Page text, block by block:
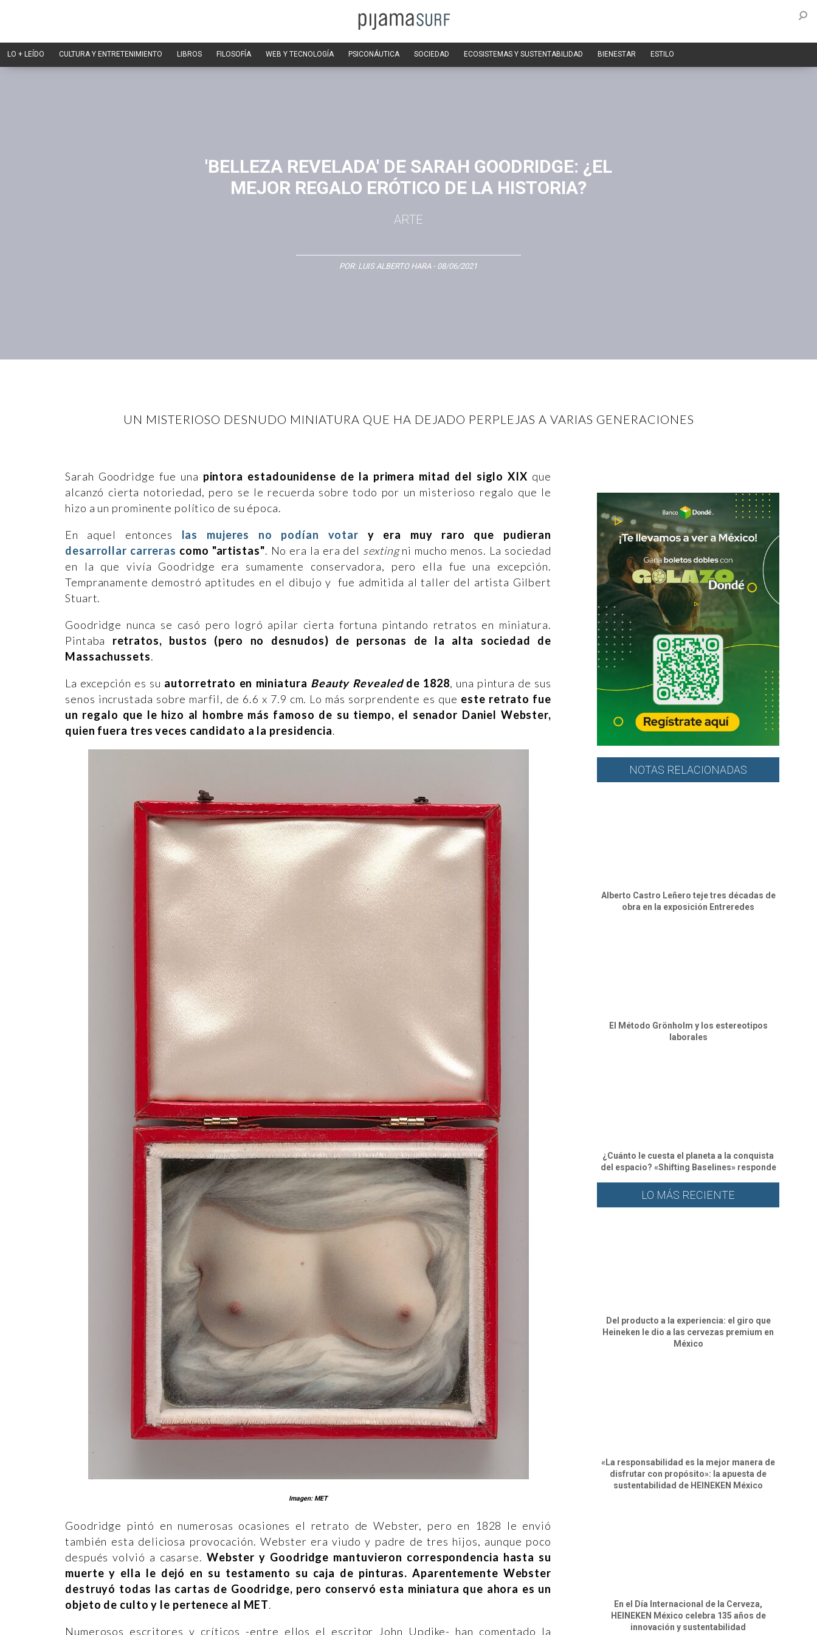
LO + LEÍDO CULTURA Y ENTRETENIMIENTO LIBROS FILOSOFÍA WEB Y TECNOLOGÍA PSICONÁUTICA SOCIEDAD ECOSISTEMAS Y SUSTENTABILIDAD BIENESTAR ESTILO
'BELLEZA REVELADA' DE SARAH GOODRIDGE: ¿EL
MEJOR REGALO ERÓTICO DE LA HISTORIA?
ARTE
POR: LUIS ALBERTO HARA - 08/06/2021
UN MISTERIOSO DESNUDO MINIATURA QUE HA DEJADO PERPLEJAS A VARIAS GENERACIONES
Sarah Goodridge fue una pintora estadounidense de la primera mitad del siglo XIX que
alcanzó cierta notoriedad, pero se le recuerda sobre todo por un misterioso regalo que le
hizo a un prominente político de su época.
En aquel entonces las mujeres no podían votar y era muy raro que pudieran
desarrollar carreras como "artistas". No era la era del sextingni mucho menos. La sociedad
en la que vivía Goodridge era sumamente conservadora, pero ella fue una excepción.
Tempranamente demostró aptitudes en el dibujo y fue admitida al taller del artista Gilbert
Stuart.
Goodridge nunca se casó pero logró apilar cierta fortuna pintando retratos en miniatura.
Pintaba retratos, bustos (pero no desnudos) de personas de la alta sociedad de
Massachussets.
La excepción es su autorretrato en miniatura Beauty Revealedde 1828, una pintura de sus
senos incrustada sobre marfil, de 6.6 x 7.9 cm. Lo más sorprendente es que este retrato fue
un regalo que le hizo al hombre más famoso de su tiempo, el senador Daniel Webster,
quien fuera tres veces candidato a la presidencia.
Imagen: MET
Goodridge pintó en numerosas ocasiones el retrato de Webster, pero en 1828 le envió
también esta deliciosa provocación. Webster era viudo y padre de tres hijos, aunque poco
después volvió a casarse. Webster y Goodridge mantuvieron correspondencia hasta su
muerte y ella le dejó en su testamento su caja de pinturas. Aparentemente Webster
destruyó todas las cartas de Goodridge, pero conservó esta miniatura que ahora es un
objeto de culto y le pertenece al MET.
Numerosos escritores y críticos -entre ellos el escritor John Updike- han comentado la
NOTAS RELACIONADAS
Alberto Castro Leñero teje tres décadas de
obra en la exposición Entreredes
El Método Grönholm y los estereotipos
laborales
¿Cuánto le cuesta el planeta a la conquista
del espacio? «Shifting Baselines» responde
LO MÁS RECIENTE
Del producto a la experiencia: el giro que
Heineken le dio a las cervezas premium en
México
«La responsabilidad es la mejor manera de
disfrutar con propósito»: la apuesta de
sustentabilidad de HEINEKEN México
En el Día Internacional de la Cerveza,
HEINEKEN México celebra 135 años de
innovación y sustentabilidad